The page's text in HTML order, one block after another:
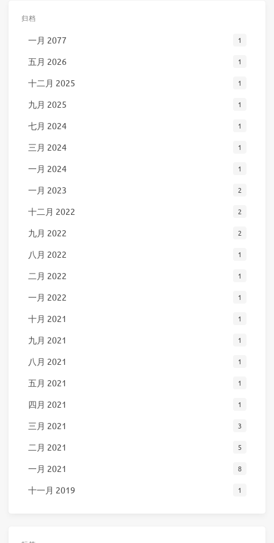
归档
一月 2077 1
五月 2026 1
十二月 2025 1
九月 2025 1
七月 2024 1
三月 2024 1
一月 2024 1
一月 2023 2
十二月 2022 2
九月 2022 2
八月 2022 1
二月 2022 1
一月 2022 1
十月 2021 1
九月 2021 1
八月 2021 1
五月 2021 1
四月 2021 1
三月 2021 3
二月 2021 5
一月 2021 8
十一月 2019 1